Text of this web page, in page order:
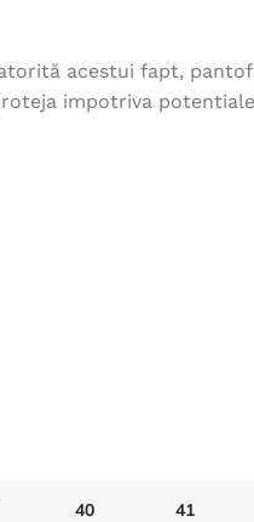
de Lucru
acestui fapt,
impotriva
40 41